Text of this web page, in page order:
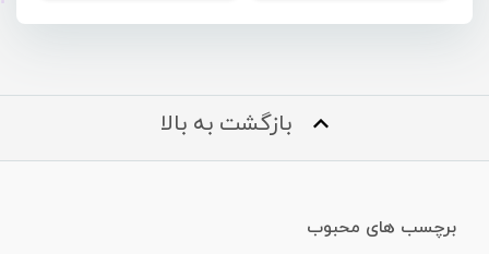
بازگشت به بالا
برچسب های محبوب